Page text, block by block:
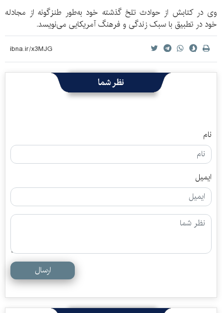
وی در کتابش از حوادث تلخ گذشته خود به‌طور طنزگونه از مجادله
خود در تطبیق با سبک زندگی و فرهنگ آمریکایی می‌نویسد.
نظر شما
نام
ایمیل
ارسال